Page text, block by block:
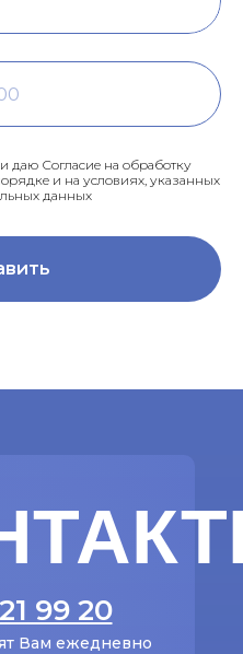
даю Согласие на обработку
и на условиях, указанных
данных
99 20
Вам ежедневно